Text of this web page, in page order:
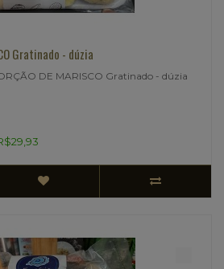
Gratinado - dúzia
DE MARISCO Gratinado - dúzia